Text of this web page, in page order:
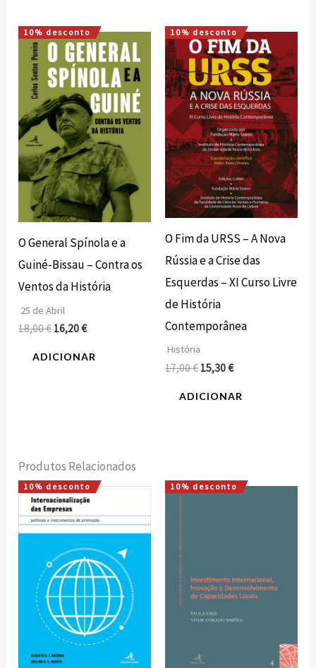
10% desconto
O General Spínola e a
Guiné-Bissau – Contra os
Ventos da História
25 de Abril
18,00€
O
preço
original
era:
18,00 €.
16,20€
O
preço
atual
16,20 €.
ADICIONAR
10% desconto
O Fim da URSS – A Nova
Rússia e a Crise das
Esquerdas – XI Curso Livre
de História
Contemporânea
História
17,00€
O
preço
original
era:
17,00 €.
15,30€
O
preço
atual
é:
15,30 €.
ADICIONAR
Produtos Relacionados
10% desconto
O
preço
original
era:
12,00 €.
O
preço
atual
é:
10,80 €.
10% desconto
O
O